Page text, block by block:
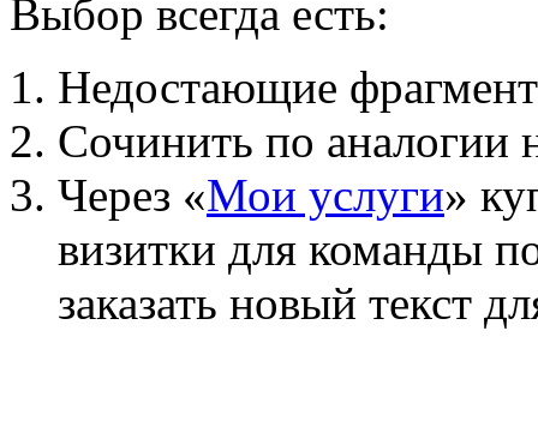
Выбор всегда есть:
Недостающие
Сочинить по аналогии
Через «Мои услуги»
визитки для команды
заказать новый текст